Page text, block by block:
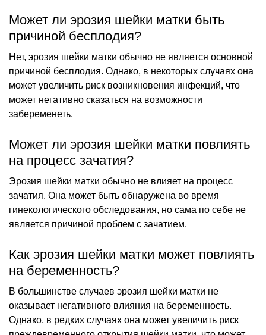
Может ли эрозия шейки матки быть
причиной бесплодия?
Нет, эрозия шейки матки обычно не является основной
причиной бесплодия. Однако, в некоторых случаях она
может увеличить риск возникновения инфекций, что
может негативно сказаться на возможности
забеременеть.
Может ли эрозия шейки матки повлиять
на процесс зачатия?
Эрозия шейки матки обычно не влияет на процесс
зачатия. Она может быть обнаружена во время
гинекологического обследования, но сама по себе не
является причиной проблем с зачатием.
Как эрозия шейки матки может повлиять
на беременность?
В большинстве случаев эрозия шейки матки не
оказывает негативного влияния на беременность.
Однако, в редких случаях она может увеличить риск